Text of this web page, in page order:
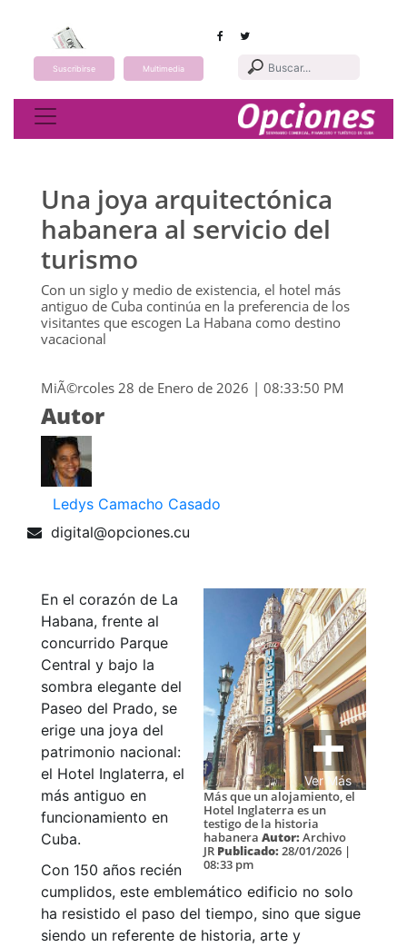
Suscribirse Multimedia
Toggle navigation
Una joya arquitectónica
habanera al servicio del
turismo
Con un siglo y medio de existencia, el hotel más
antiguo de Cuba continúa en la preferencia de los
visitantes que escogen La Habana como destino
vacacional
MiÃ©rcoles 28 de Enero de 2026 | 08:33:50 PM
Autor
Ledys Camacho Casado
digital@opciones.cu
Ver Más
Más que un alojamiento, el
Hotel Inglaterra es un
testigo de la historia
habanera Autor: Archivo
JR Publicado: 28/01/2026 |
08:33 pm
En el corazón de La
Habana, frente al
concurrido Parque
Central y bajo la
sombra elegante del
Paseo del Prado, se
erige una joya del
patrimonio nacional:
el Hotel Inglaterra, el
más antiguo en
funcionamiento en
Cuba.
Con 150 años recién
cumplidos, este emblemático edificio no solo
ha resistido el paso del tiempo, sino que sigue
siendo un referente de historia, arte y